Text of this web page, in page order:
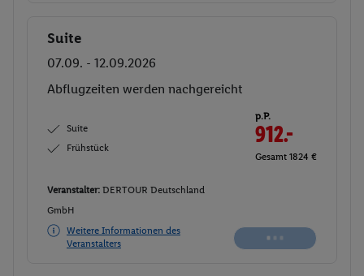
Buchen
Suite
07.09. - 12.09.2026
Abflugzeiten werden nachgereicht
Suite
Frühstück
p.P.
912.-
Gesamt 1824 €
Veranstalter: DERTOUR Deutschland
GmbH
Weitere Informationen des
Veranstalters